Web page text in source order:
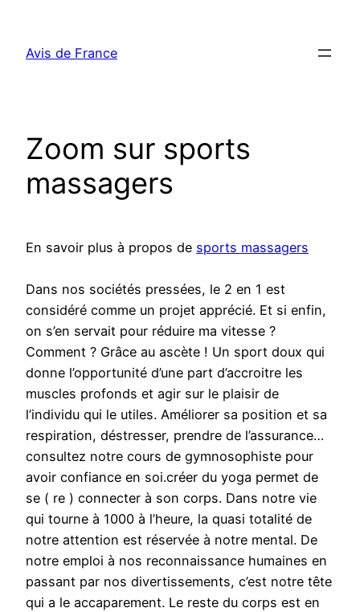
contenu
Avis de France
Zoom sur sports
massagers
En savoir plus à propos de sports massagers
Dans nos sociétés pressées, le 2 en 1 est
considéré comme un projet apprécié. Et si enfin,
on s’en servait pour réduire ma vitesse ?
Comment ? Grâce au ascète ! Un sport doux qui
donne l’opportunité d’une part d’accroitre les
muscles profonds et agir sur le plaisir de
l’individu qui le utiles. Améliorer sa position et sa
respiration, déstresser, prendre de l’assurance…
consultez notre cours de gymnosophiste pour
avoir confiance en soi.créer du yoga permet de
se ( re ) connecter à son corps. Dans notre vie
qui tourne à 1000 à l’heure, la quasi totalité de
notre attention est réservée à notre mental. De
notre emploi à nos reconnaissance humaines en
passant par nos divertissements, c’est notre tête
qui a le accaparement. Le reste du corps est en